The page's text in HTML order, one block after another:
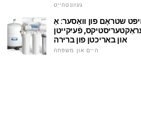
געזונטהייַט
שטראָם פון וואַסער: אַ
פֿעיִקייטן
און באריכטן פון ברירה
היים און משפּחה